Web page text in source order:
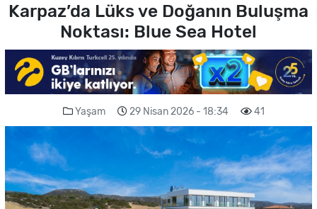
Karpaz’da Lüks ve Doğanın Buluşma
Noktası: Blue Sea Hotel
Yaşam 29 Nisan 2026 - 18:34 41